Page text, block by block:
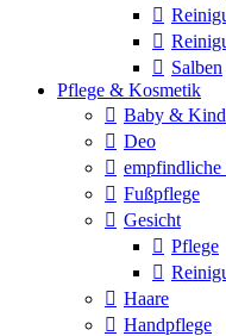
Salben
Pflege & Kosmetik
Baby & Kind
Deo
empfindliche
Fußpflege
Gesicht
Pflege
Haare
Handpflege